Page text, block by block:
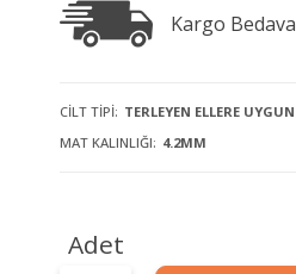
Kargo Bedava
CILT TIPI: TERLEYEN ELLERE UYGUN
MAT KALINLIĞI: 4.2MM
Adet